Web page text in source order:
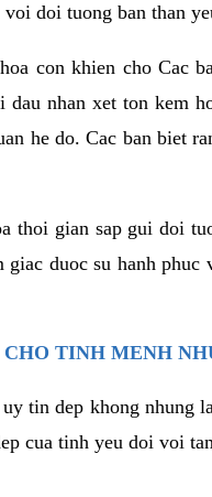
doi tuong ban than
con khien cho Cac
dau nhan xet ton kem
he do. Cac ban biet
thoi gian sap gui doi
giac duoc su hanh
TINH MENH
tin dep khong nhung
cua tinh yeu doi voi